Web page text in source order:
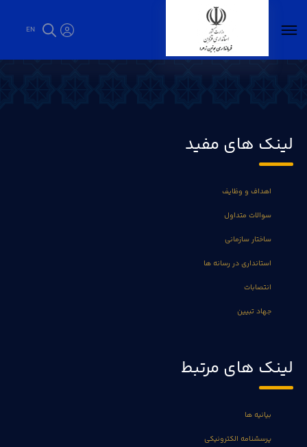
EN
لینک های مفید
اهداف و وظایف
سوالات متداول
ساختار سازمانی
استانداری در رسانه ها
انتصابات
جهاد تبیین
لینک های مرتبط
بیانیه ها
پرسشنامه الکترونیکی